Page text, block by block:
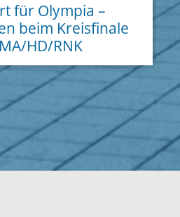
für Olympia –
beim Kreisfinale
HD/RNK